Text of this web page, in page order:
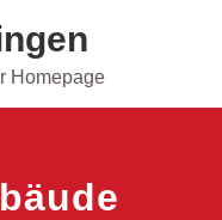
Homepage